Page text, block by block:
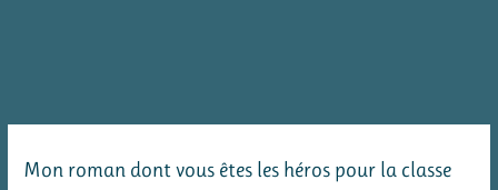
Mon roman dont vous êtes les héros pour la classe